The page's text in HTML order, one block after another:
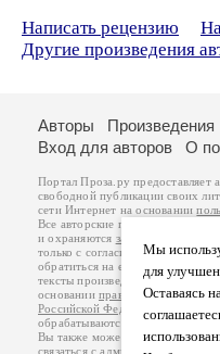
Написать рецензию
Другие произведения
Мы
для
Оставаясь
Авторы Произведения
Вход для авторов
О
Портал Проза.ру предоставляет
свободной публикации своих
сети Интернет на основании
Все авторские права на
и охраняются законом
.
только с согласия его автора, к
обратиться на его авторской
тексты произведений авторы
основанииправил публикациии
Российской Федерации
обрабатываются на основании
Вы также можете посмотреть
связаться с администрацией